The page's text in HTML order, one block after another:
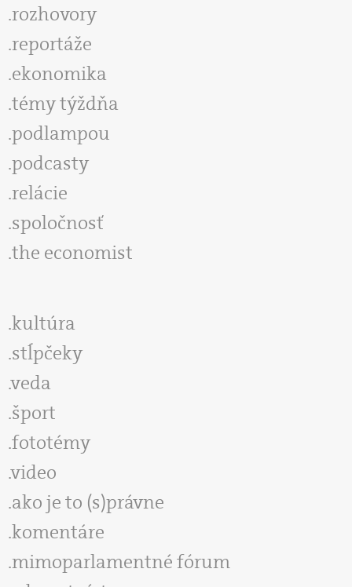
rozhovory
reportáže
ekonomika
témy týždňa
podlampou
podcasty
relácie
spoločnosť
the economist
kultúra
stĺpčeky
veda
šport
fototémy
video
ako je to (s)právne
komentáre
mimoparlamentné fórum